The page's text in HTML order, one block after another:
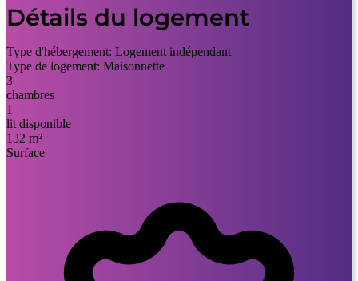
Détails du logement
Type d'hébergement: Logement indépendant
Type de logement: Maisonnette
3
chambres
1
lit disponible
132 m²
Surface